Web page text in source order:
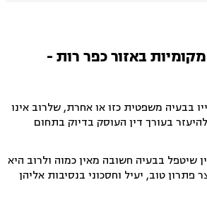
באזור כפר רות -
בבעיה משפטית כזו או אחרת, שלרוב אינו
בעורך דין העוסק בדיוק בתחום
שיטפל בבעיה חשובה מאין כמוה ולרוב היא
טוב, יעיל וחסכוני בנסיבות אליהן